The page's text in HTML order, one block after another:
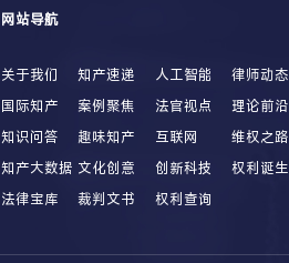
网站导航
关于我们 知产速递 人工智能 律师动态
国际知产
案例聚焦 法官视点 理论前沿
知识问答
趣味知产 互联网 维权之路
知产大数据 文化创意 创新科技 权利诞生
法律宝库
裁判文书 权利查询